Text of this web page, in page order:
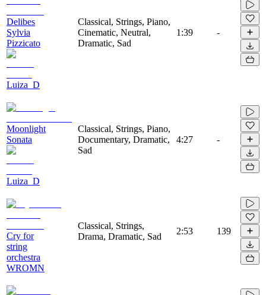
Delibes
Sylvia
Pizzicato
Luiza_D
Classical, Strings, Piano,
Cinematic, Neutral,
Dramatic, Sad
1:39 -
Moonlight
Sonata
Luiza_D
Classical, Strings, Piano,
Documentary, Dramatic,
Sad
4:27 -
Cry for
string
orchestra
WROMN
Classical, Strings,
Drama, Dramatic, Sad
2:53 139